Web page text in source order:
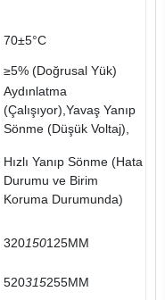
70±5°C
≥5% (Doğrusal Yük)
Aydınlatma
(Çalışıyor),Yavaş Yanıp
Sönme (Düşük Voltaj),
Hızlı Yanıp Sönme (Hata
Durumu ve Birim
Koruma Durumunda)
320150125MM
520315255MM